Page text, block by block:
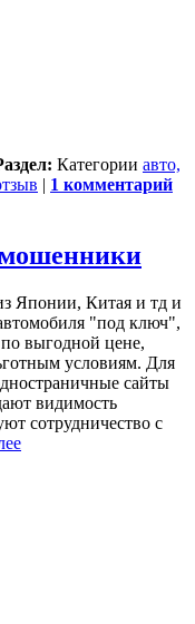
Категории авто,
| 1 комментарий
мошенники
Японии, Китая и тд и
"под ключ",
выгодной цене,
условиям. Для
сайты
видимость
сотрудничество с